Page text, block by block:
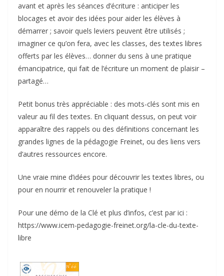
avant et après les séances d’écriture : anticiper les
blocages et avoir des idées pour aider les élèves à
démarrer ; savoir quels leviers peuvent être utilisés ;
imaginer ce qu’on fera, avec les classes, des textes libres
offerts par les élèves… donner du sens à une pratique
émancipatrice, qui fait de l’écriture un moment de plaisir –
partagé…
Petit bonus très appréciable : des mots-clés sont mis en
valeur au fil des textes. En cliquant dessus, on peut voir
apparaître des rappels ou des définitions concernant les
grandes lignes de la pédagogie Freinet, ou des liens vers
d’autres ressources encore.
Une vraie mine d’idées pour découvrir les textes libres, ou
pour en nourrir et renouveler la pratique !
Pour une démo de la Clé et plus d’infos, c’est par ici :
https://www.icem-pedagogie-freinet.org/la-cle-du-texte-
libre